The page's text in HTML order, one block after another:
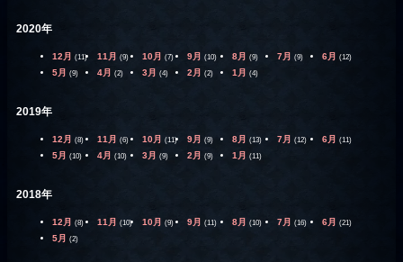
2020年
12月 (11) 11月 (9) 10月 (7) 9月 (10) 8月 (9) 7月 (9) 6月 (12)
5月 (9) 4月 (2) 3月 (4) 2月 (2) 1月 (4)
2019年
12月 (8) 11月 (6) 10月 (11) 9月 (9) 8月 (13) 7月 (12) 6月 (11)
5月 (10) 4月 (10) 3月 (9) 2月 (9) 1月 (11)
2018年
12月 (8) 11月 (10) 10月 (9) 9月 (11) 8月 (10) 7月 (16) 6月 (21)
5月 (2)